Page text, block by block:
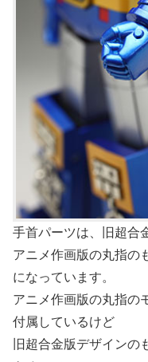
手首パーツは、旧超合
アニメ作画版の丸指の
になっています。
アニメ作画版の丸指の
付属しているけど
旧超合金版デザイン